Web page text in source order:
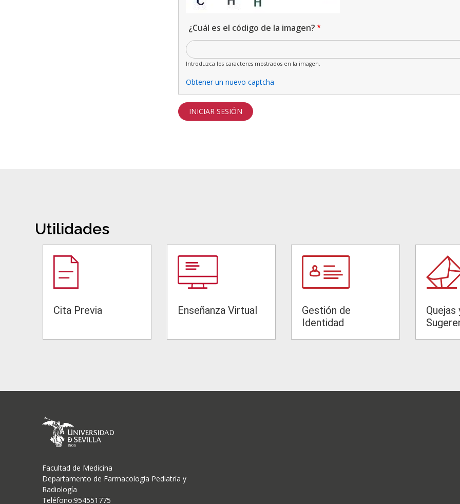
¿Cuál es el código de la imagen?
Introduzca los caracteres mostrados en la imagen.
Obtener un nuevo captcha
Utilidades
Cita Previa Enseñanza Virtual
Gestión de
Identidad
Quejas
Facultad de Medicina
Departamento de Farmacología Pediatría y
Radiología
Teléfono:954551775